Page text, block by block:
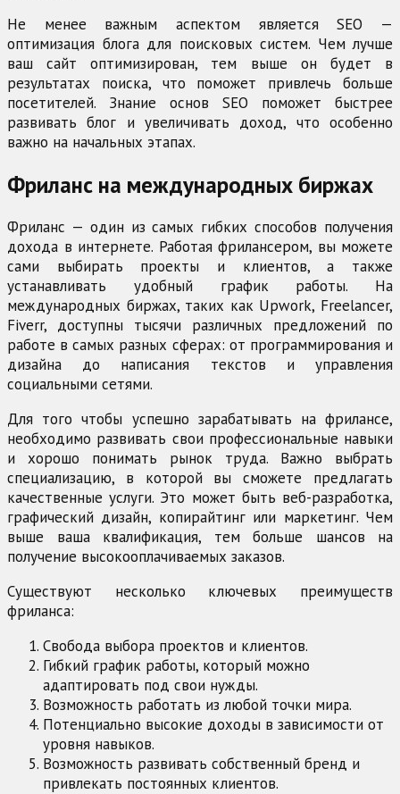
Не менее важным аспектом является SEO —
оптимизация блога для поисковых систем. Чем лучше
ваш сайт оптимизирован, тем выше он будет в
результатах поиска, что поможет привлечь больше
посетителей. Знание основ SEO поможет быстрее
развивать блог и увеличивать доход, что особенно
важно на начальных этапах.
Фриланс на международных биржах
Фриланс — один из самых гибких способов получения
дохода в интернете. Работая фрилансером, вы можете
сами выбирать проекты и клиентов, а также
устанавливать удобный график работы. На
международных биржах, таких как Upwork, Freelancer,
Fiverr, доступны тысячи различных предложений по
работе в самых разных сферах: от программирования и
дизайна до написания текстов и управления
социальными сетями.
Для того чтобы успешно зарабатывать на фрилансе,
необходимо развивать свои профессиональные навыки
и хорошо понимать рынок труда. Важно выбрать
специализацию, в которой вы сможете предлагать
качественные услуги. Это может быть веб-разработка,
графический дизайн, копирайтинг или маркетинг. Чем
выше ваша квалификация, тем больше шансов на
получение высокооплачиваемых заказов.
Существуют несколько ключевых преимуществ
фриланса:
Свобода выбора проектов и клиентов.
Гибкий график работы, который можно
адаптировать под свои нужды.
Возможность работать из любой точки мира.
Потенциально высокие доходы в зависимости от
уровня навыков.
Возможность развивать собственный бренд и
привлекать постоянных клиентов.